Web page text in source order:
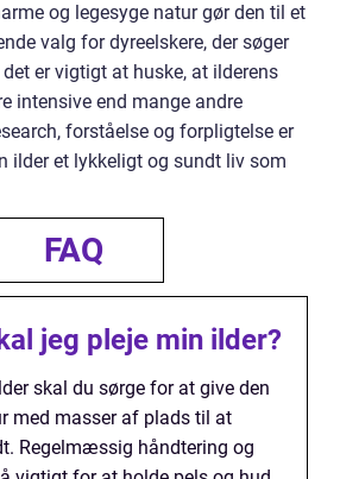
og legesyge natur gør den til et
valg for dyreelskere, der søger
er vigtigt at huske, at ilderens
intensive end mange andre
forståelse og forpligtelse er
ilder et lykkeligt og sundt liv som
FAQ
jeg pleje min ilder?
skal du sørge for at give den
med masser af plads til at
Regelmæssig håndtering og